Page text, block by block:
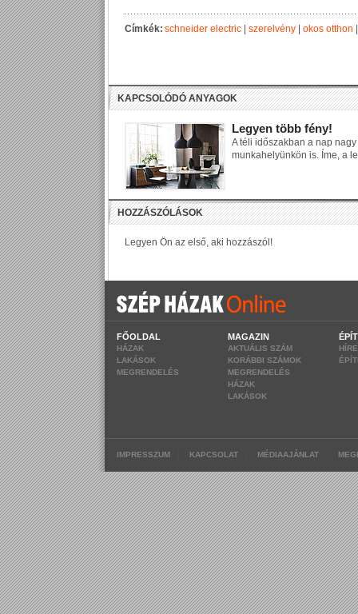
Címkék:schneider electric szerelvény okos otthon
KAPCSOLÓDÓ ANYAGOK
Legyen több fény!
A téli időszakban a nap
munkahelyünkön is. Íme, a
FŐOLDAL
HÁZAK
LAKÁSOK
MEGRENDELÉS
MAGAZIN
AKTUÁLIS SZÁM
KORÁBBI SZÁMOK
MEGRENDELÉS
HÁZAK
LAKÁSOK
IMPRESSZUM KAPCSOLAT MÉDIAAJÁNLAT